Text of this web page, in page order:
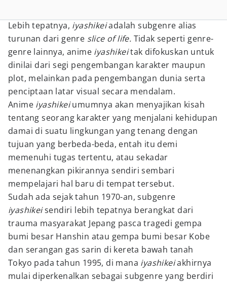
Lebih tepatnya, iyashikeiadalah subgenre alias
turunan dari genre slice of life. Tidak seperti genre-
genre lainnya, anime iyashikeitak difokuskan untuk
dinilai dari segi pengembangan karakter maupun
plot, melainkan pada pengembangan dunia serta
penciptaan latar visual secara mendalam.
Anime iyashikeiumumnya akan menyajikan kisah
tentang seorang karakter yang menjalani kehidupan
damai di suatu lingkungan yang tenang dengan
tujuan yang berbeda-beda, entah itu demi
memenuhi tugas tertentu, atau sekadar
menenangkan pikirannya sendiri sembari
mempelajari hal baru di tempat tersebut.
Sudah ada sejak tahun 1970-an, subgenre
iyashikeisendiri lebih tepatnya berangkat dari
trauma masyarakat Jepang pasca tragedi gempa
bumi besar Hanshin atau gempa bumi besar Kobe
dan serangan gas sarin di kereta bawah tanah
Tokyo pada tahun 1995, di mana iyashikeiakhirnya
mulai diperkenalkan sebagai subgenre yang berdiri